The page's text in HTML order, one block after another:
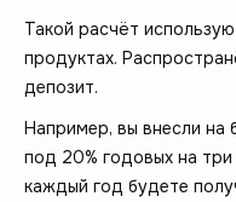
Такой расчёт
продуктах.
депозит.
Например, вы внесли на
под 20% годовых на
каждый год будете